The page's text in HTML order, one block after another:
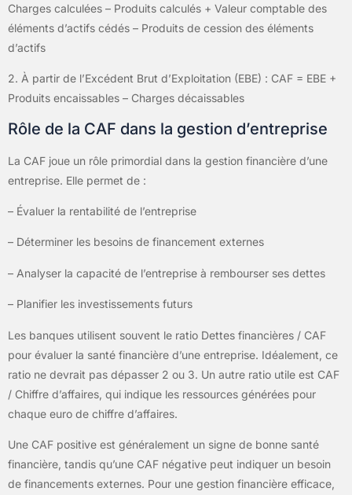
Charges calculées – Produits calculés + Valeur comptable des
éléments d’actifs cédés – Produits de cession des éléments
d’actifs
2. À partir de l’Excédent Brut d’Exploitation (EBE) : CAF = EBE +
Produits encaissables – Charges décaissables
Rôle de la CAF dans la gestion d’entreprise
La CAF joue un rôle primordial dans la gestion financière d’une
entreprise. Elle permet de :
– Évaluer la rentabilité de l’entreprise
– Déterminer les besoins de financement externes
– Analyser la capacité de l’entreprise à rembourser ses dettes
– Planifier les investissements futurs
Les banques utilisent souvent le ratio Dettes financières / CAF
pour évaluer la santé financière d’une entreprise. Idéalement, ce
ratio ne devrait pas dépasser 2 ou 3. Un autre ratio utile est CAF
/ Chiffre d’affaires, qui indique les ressources générées pour
chaque euro de chiffre d’affaires.
Une CAF positive est généralement un signe de bonne santé
financière, tandis qu’une CAF négative peut indiquer un besoin
de financements externes. Pour une gestion financière efficace,